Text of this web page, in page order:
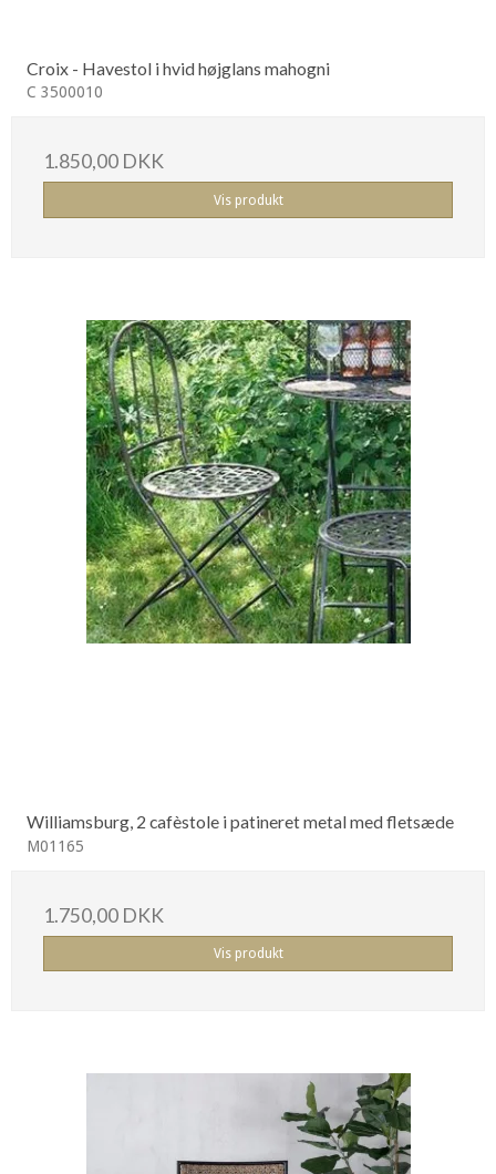
Croix - Havestol i hvid højglans mahogni
C 3500010
1.850,00 DKK
Vis produkt
Williamsburg, 2 cafèstole i patineret metal med fletsæde
M01165
1.750,00 DKK
Vis produkt